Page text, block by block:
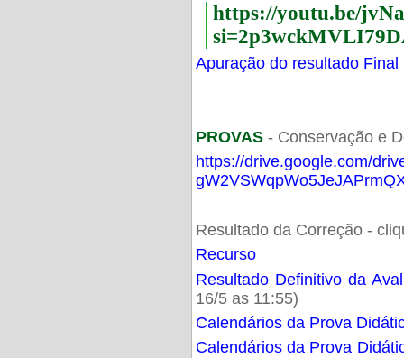
https://youtu.be/
Apuração do resultado Final
PROVAS- Conservação e
https://drive.google.com/
Resultado da Correção -
Recurso
Resultado Definitivo da
16/5 as 11:55)
Calendários da Prova
Calendários da Prova